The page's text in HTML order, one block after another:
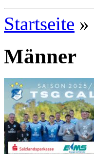
Startseite »
Männer